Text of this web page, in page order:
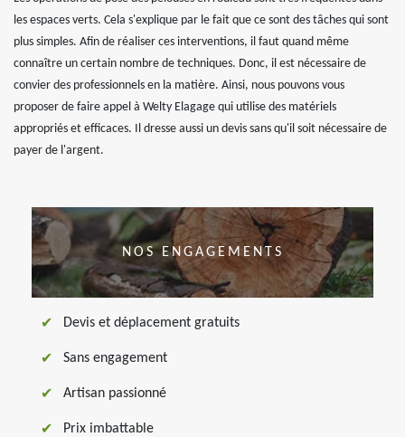
les espaces verts. Cela s'explique par le fait que ce sont des tâches qui sont
plus simples. Afin de réaliser ces interventions, il faut quand même
connaître un certain nombre de techniques. Donc, il est nécessaire de
convier des professionnels en la matière. Ainsi, nous pouvons vous
proposer de faire appel à Welty Elagage qui utilise des matériels
appropriés et efficaces. Il dresse aussi un devis sans qu'il soit nécessaire de
payer de l'argent.
NOS ENGAGEMENTS
Devis et déplacement gratuits
Sans engagement
Artisan passionné
Prix imbattable